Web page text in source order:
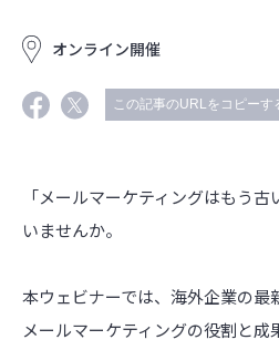
オンライン開催
この記事のURLをコピーす
「メールマーケティングはもう
いませんか。
本ウェビナーでは、海外企業の最
メールマーケティングの役割と